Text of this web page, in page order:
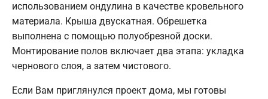
использованием ондулина в качестве кровельного
материала. Крыша двускатная. Обрешетка
выполнена с помощью полуобрезной доски.
Монтирование полов включает два этапа: укладка
чернового слоя, а затем чистового.
Если Вам приглянулся проект дома, мы готовы